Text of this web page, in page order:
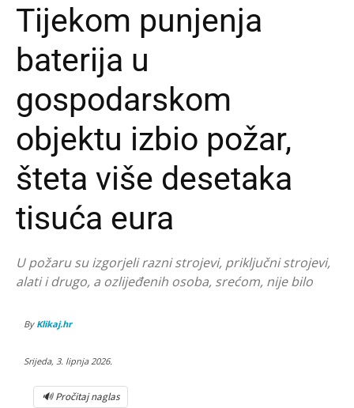
Tijekom punjenja
baterija u
gospodarskom
objektu izbio požar,
šteta više desetaka
tisuća eura
U požaru su izgorjeli razni strojevi, priključni strojevi,
alati i drugo, a ozlijeđenih osoba, srećom, nije bilo
By Klikaj.hr
Srijeda, 3. lipnja 2026.
🔊 Pročitaj naglas